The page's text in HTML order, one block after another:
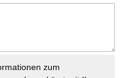
zum